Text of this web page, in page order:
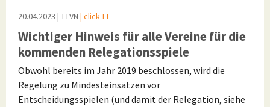
20.04.2023 | TTVN | click-TT
Wichtiger Hinweis für alle Vereine für die
kommenden Relegationsspiele
Obwohl bereits im Jahr 2019 beschlossen, wird die
Regelung zu Mindesteinsätzen vor
Entscheidungsspielen (und damit der Relegation, siehe